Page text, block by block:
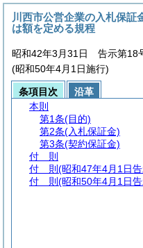
川西市公営企業の入札保証
は額を定める規程
昭和42年3月31日 告示第18
(昭和50年4月1日施行)
条項目次
沿革
本則
第1条(目的)
第2条(入札保証金)
第3条(契約保証金)
付 則
付 則 (昭和47年4月1日
付 則 (昭和50年4月1日